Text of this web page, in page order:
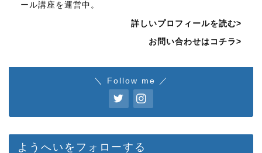
ール講座を運営中。
詳しいプロフィールを読む>
お問い合わせはコチラ>
＼ Follow me ／
ようへいをフォローする